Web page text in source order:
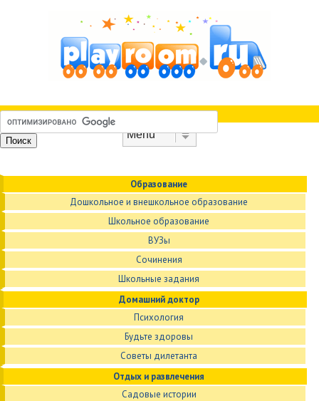
Образование
Дошкольное и внешкольное образование
Школьное образование
ВУЗы
Сочинения
Школьные задания
Домашний доктор
Психология
Будьте здоровы
Советы дилетанта
Отдых и развлечения
Садовые истории